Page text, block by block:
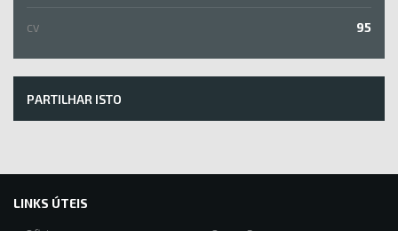
CV 95
PARTILHAR ISTO
LINKS ÚTEIS